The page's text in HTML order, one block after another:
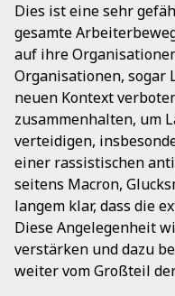
Dies ist eine sehr
gesamte
auf ihre
Organisationen, sogar
neuen Kontext
zusammenhalten, um
verteidigen,
einer rassistischen
seitens Macron,
langem klar, dass die
Diese Angelegenheit
verstärken und dazu
weiter vom Großteil